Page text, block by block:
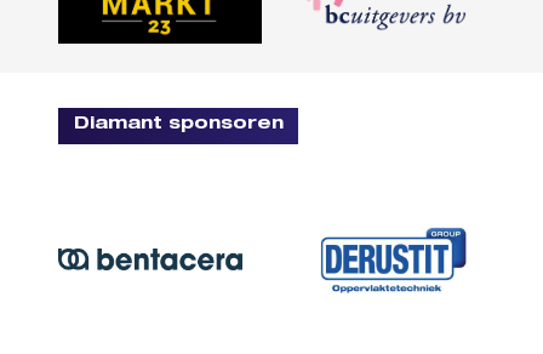
Diamant sponsoren